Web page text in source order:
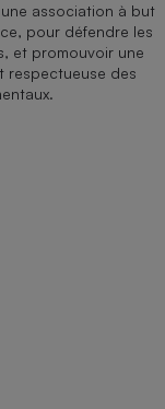
association à but
pour défendre les
et promouvoir une
respectueuse des